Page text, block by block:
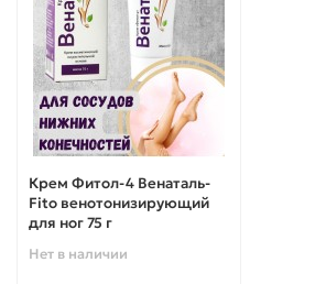
Крем Фитол-4 Венаталь-
Fito венотонизирующий
для ног 75 г
Нет в наличии